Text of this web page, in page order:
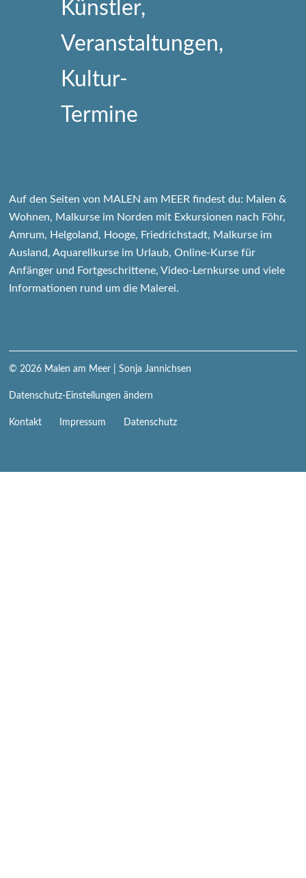
Auf den Seiten von MALEN am MEER findest du: Malen &
Wohnen, Malkurse im Norden mit Exkursionen nach Föhr,
Amrum, Helgoland, Hooge, Friedrichstadt, Malkurse im
Ausland, Aquarellkurse im Urlaub, Online-Kurse für
Anfänger und Fortgeschrittene, Video-Lernkurse und viele
Informationen rund um die Malerei.
© 2026 Malen am Meer | Sonja Jannichsen
Datenschutz-Einstellungen ändern
Navigation
Kontakt Impressum Datenschutz